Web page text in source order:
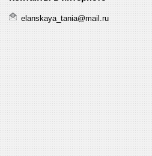
elanskaya_tania@mail.ru